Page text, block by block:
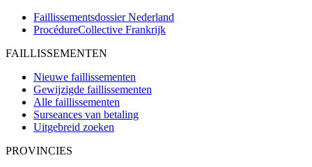
Faillissementsdossier Nederland
ProcédureCollective Frankrijk
FAILLISSEMENTEN
Nieuwe faillissementen
Gewijzigde faillissementen
Alle faillissementen
Surseances van betaling
Uitgebreid zoeken
PROVINCIES